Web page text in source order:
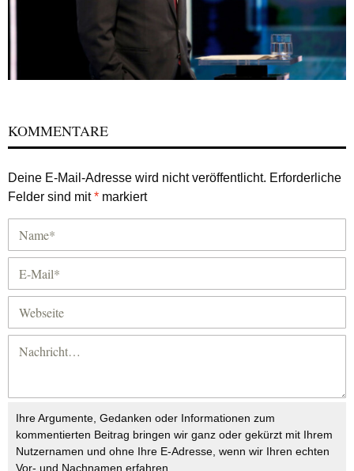
KOMMENTARE
Deine E-Mail-Adresse wird nicht veröffentlicht. Erforderliche
Felder sind mit* markiert
Ihre Argumente, Gedanken oder Informationen zum
kommentierten Beitrag bringen wir ganz oder gekürzt mit Ihrem
Nutzernamen und ohne Ihre E-Adresse, wenn wir Ihren echten
Vor- und Nachnamen erfahren.